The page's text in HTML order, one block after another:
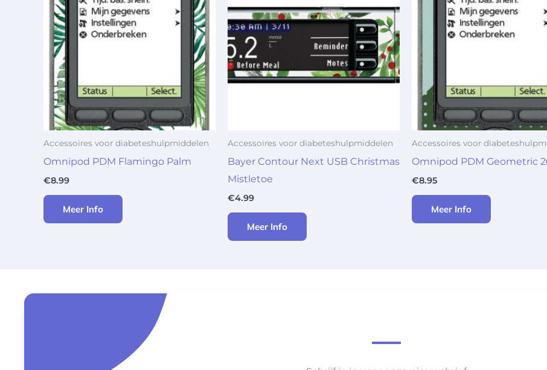
Accessoires voor diabeteshulpmiddelen
Omnipod PDM Flamingo Palm
€8.99
Meer Info
Accessoires voor diabeteshulpmiddelen
Bayer Contour Next USB Christmas
Mistletoe
€4.99
Meer Info
Accessoires voor
Omnipod PDM Geometric
€8.95
Meer Info